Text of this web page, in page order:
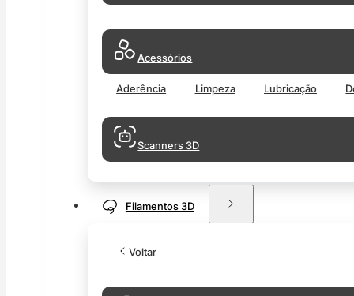
Acessórios
Aderência Limpeza Lubricação
Scanners 3D
Filamentos 3D
Voltar